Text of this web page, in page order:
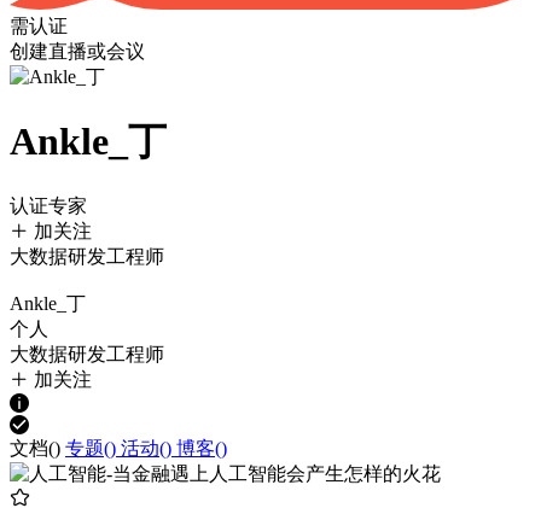
需认证
创建直播或会议
Ankle_丁
认证专家
加关注
大数据研发工程师
Ankle_丁
个人
大数据研发工程师
加关注
文档() 专题() 活动() 博客()